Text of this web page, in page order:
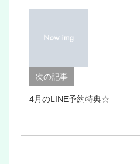
次の記事
4月のLINE予約特典☆